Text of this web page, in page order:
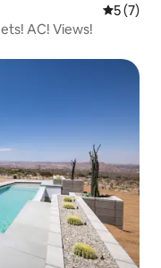
5 (7)
AC! Views!